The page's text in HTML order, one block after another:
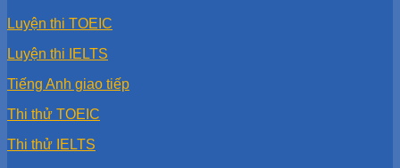
Luyện thi TOEIC
Luyện thi IELTS
Tiếng Anh giao tiếp
Thi thử TOEIC
Thi thử IELTS